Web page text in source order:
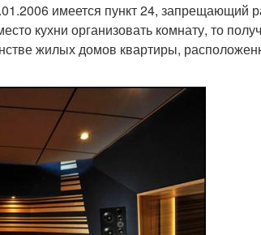
имеется пункт 24, запрещающий
кухни организовать комнату, то
жилых домов квартиры,